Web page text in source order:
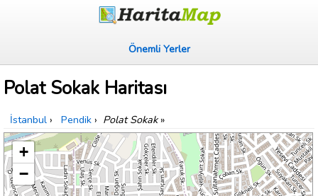
Önemli Yerler
Polat Sokak Haritası
İstanbul › Pendik › Polat Sokak»
+
−